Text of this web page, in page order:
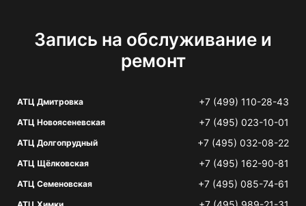
Запись на обслуживание и
ремонт
АТЦ Дмитровка +7 (499) 110-28-43
АТЦ Новоясеневская +7 (495) 023-10-01
АТЦ Долгопрудный +7 (495) 032-08-22
АТЦ Щёлковская +7 (495) 162-90-81
АТЦ Семеновская +7 (495) 085-74-61